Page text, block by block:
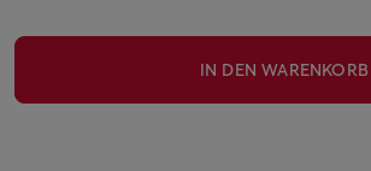
IN DEN WARENKORB